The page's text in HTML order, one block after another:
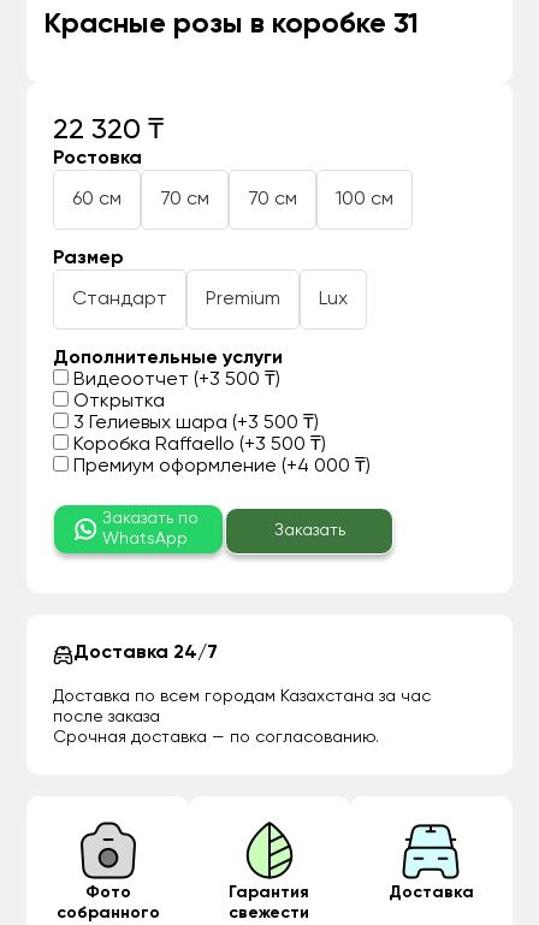
Красные розы в коробке 31
22 320 ₸
Ростовка
60 см 70 см 70 см 100 см
Размер
Стандарт Premium Lux
Дополнительные услуги
Видеоотчет (+3 500 ₸)
Открытка
3 Гелиевых шара (+3 500 ₸)
Коробка Raffaello (+3 500 ₸)
Премиум оформление (+4 000 ₸)
Заказать по
WhatsApp
Заказать
Доставка 24/7
Доставка по всем городам Казахстана за час
после заказа
Срочная доставка — по согласованию.
Фото
собранного
Гарантия
свежести
Доставка